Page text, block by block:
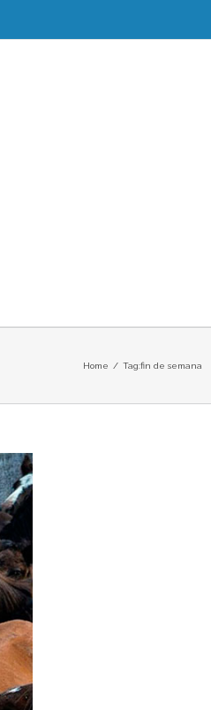
Home / Tag:fin de semana